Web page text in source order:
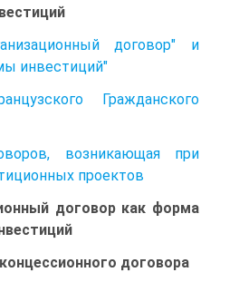
договор" и
инвестиций"
Гражданского
возникающая при
проектов
договор как форма
договора